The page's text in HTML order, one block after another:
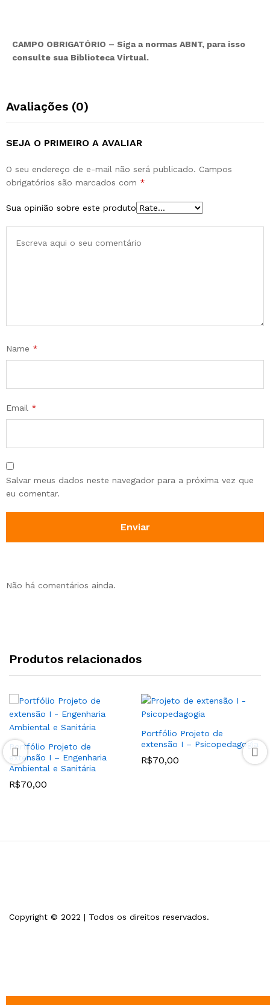
CAMPO OBRIGATÓRIO – Siga a normas ABNT, para isso
consulte sua Biblioteca Virtual.
Avaliações (0)
SEJA O PRIMEIRO A AVALIAR
O seu endereço de e-mail não será publicado. Campos
obrigatórios são marcados com *
Sua opinião sobre este produto
Name *
Email *
Salvar meus dados neste navegador para a próxima vez que
eu comentar.
Não há comentários ainda.
Produtos relacionados
Portfólio Projeto de
extensão I – Engenharia
Ambiental e Sanitária
R$70,00
Portfólio Projeto de
extensão I – Psicopedagogia
R$70,00
Copyright © 2022 | Todos os direitos reservados.